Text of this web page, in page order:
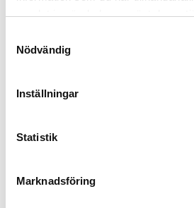
samlat in när du har använt deras
Nödvändig
Inställningar
Statistik
Marknadsföring
Trygg betalning
Valbara fraktmetoder
Beskrivning
Recensioner